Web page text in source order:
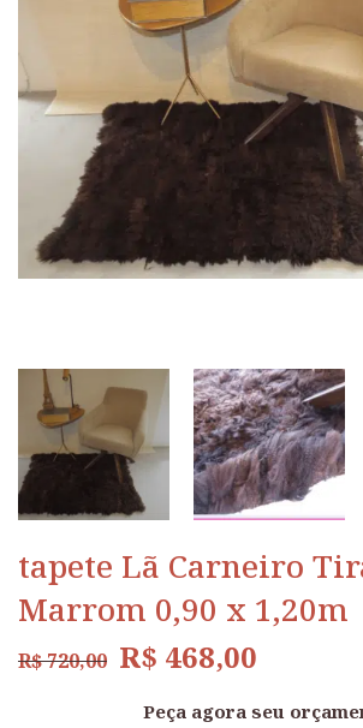
tapete Lã Carneiro
Marrom 0,90 x 1,20m
R$720,00 R$ 468,00
Peça agora seu